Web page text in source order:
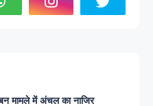
मामले में अंचल का नाजिर